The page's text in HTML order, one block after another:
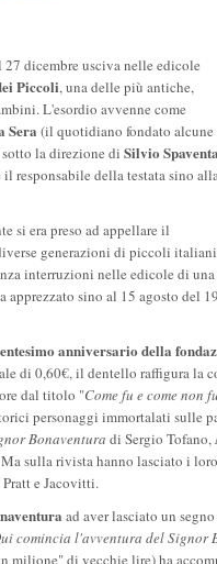
dicembre usciva nelle edicole
Piccoli, una delle più antiche,
L'esordio avvenne come
Sera (il quotidiano fondato alcune
la direzione di Silvio
responsabile della testata sino
si era preso ad appellare il
generazioni di piccoli
interruzioni nelle edicole di
sino al 15 agosto del
anniversario della
di 0,60€, il dentello raffigura la
dal titolo "Come fu e come non
personaggi immortalati sulle
Bonaventura di Sergio Tofano,
sulla rivista hanno lasciato i
e Jacovitti.
ad aver lasciato un
comincia l'avventura del Signor
milione" di vecchie lire) ha